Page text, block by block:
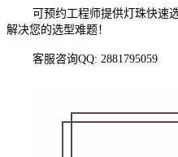
可预约工程师提供灯珠快速
解决您的选型难题！
客服咨询QQ: 2881795059